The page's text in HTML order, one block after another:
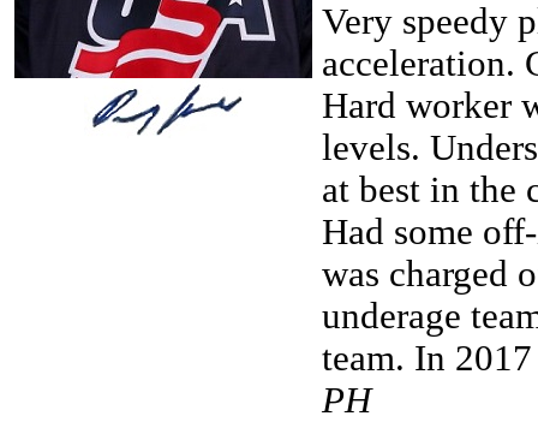
Very speedy
acceleration.
Hard worker
levels.
at best in the
Had some
was charged
underage
team. In
PH